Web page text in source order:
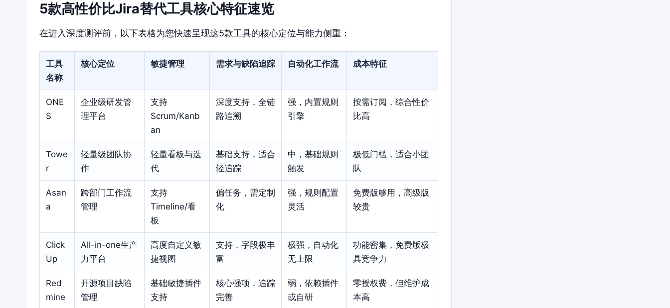
5款高性价比Jira替代工具核心特征速览
在进入深度测评前，以下表格为您快速呈现这5款工具的核心定位与能力侧重：
工具
名称
核心定位 敏捷管理 需求与缺陷追踪 自动化工作流 成本特征
ONE
S
企业级研发管
理平台
支持
Scrum/Kanb
an
深度支持，全链
路追溯
强，内置规则
引擎
按需订阅，综合性价
比高
Towe
r
轻量级团队协
作
轻量看板与迭
代
基础支持，适合
轻追踪
中，基础规则
触发
极低门槛，适合小团
队
Asan
a
跨部门工作流
管理
支持
Timeline/看
板
偏任务，需定制
化
强，规则配置
灵活
免费版够用，高级版
较贵
Click
Up
All-in-one生产
力平台
高度自定义敏
捷视图
支持，字段极丰
富
极强，自动化
无上限
功能密集，免费版极
具竞争力
Red
mine
开源项目缺陷
管理
基础敏捷插件
支持
核心强项，追踪
完善
弱，依赖插件
或自研
零授权费，但维护成
本高